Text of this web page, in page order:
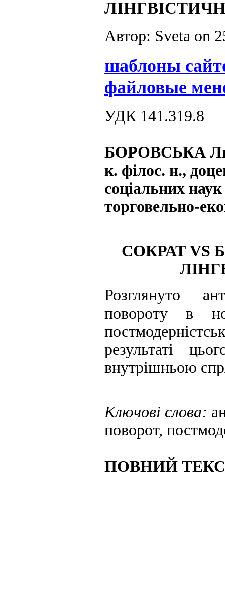
Автор: Sveta on
шаблоны
файловые
УДК 141.319.8
БОРОВСЬКА
к. філос. н.,
соціальних
торговельно-
СОКРАТ VS
Розглянуто
повороту в
результаті
внутрішньою
Ключові слова:
поворот,
ПОВНИЙ ТЕКС